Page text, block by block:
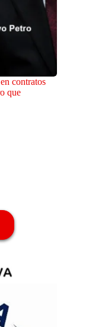
contratos
que